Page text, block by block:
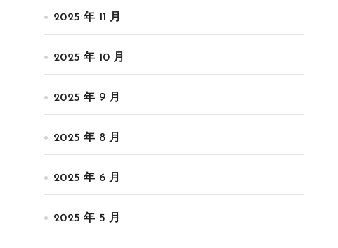
2025 年 11 月
2025 年 10 月
2025 年 9 月
2025 年 8 月
2025 年 6 月
2025 年 5 月